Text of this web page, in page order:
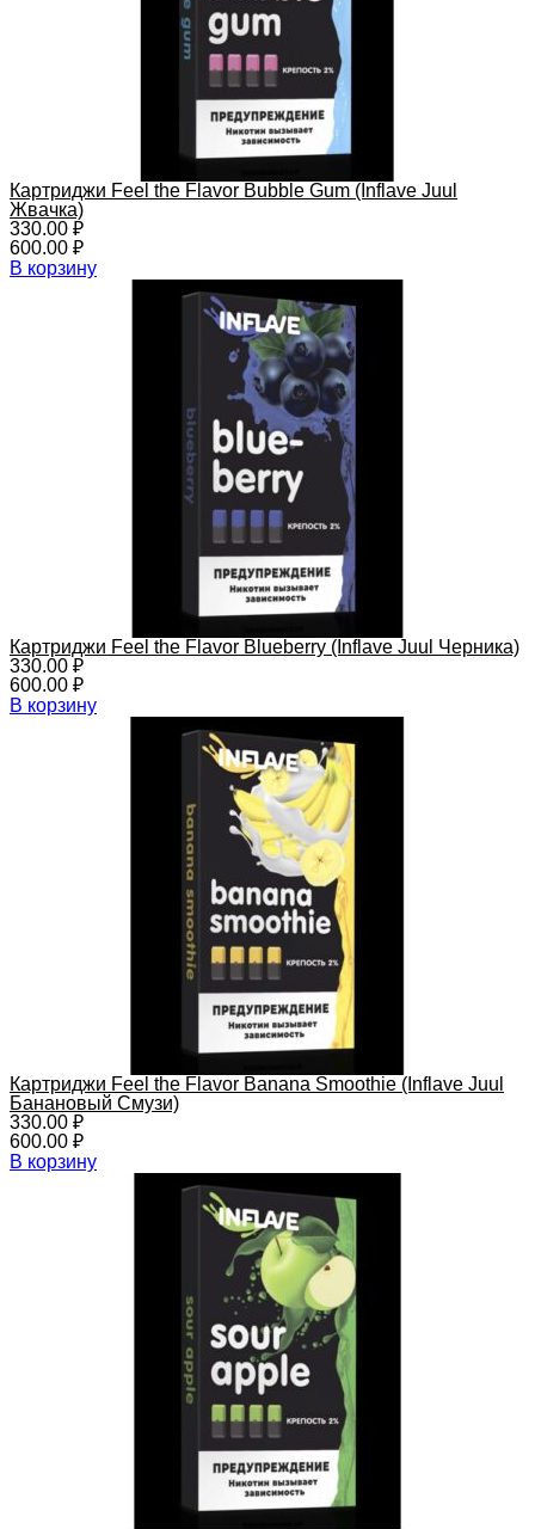
Картриджи Feel the Flavor Bubble Gum (Inflave Juul
Жвачка)
330.00 ₽
600.00 ₽
В корзину
Картриджи Feel the Flavor Blueberry (Inflave Juul Черника)
330.00 ₽
600.00 ₽
В корзину
Картриджи Feel the Flavor Banana Smoothie (Inflave Juul
Банановый Смузи)
330.00 ₽
600.00 ₽
В корзину